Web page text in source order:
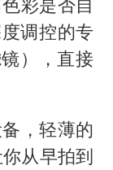
调控的专
），直接
，轻薄的
从早拍到